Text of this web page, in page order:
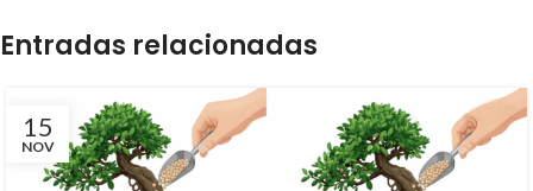
Entradas relacionadas
15
NOV